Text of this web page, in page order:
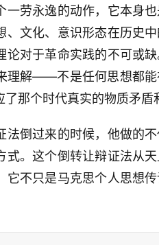
一劳永逸的动作，它本身
、文化、意识形态在历史
论对于革命实践的不可或
理解——不是任何思想都
那个时代真实的物质矛盾
法倒过来的时候，他做的
式。这个倒转让辩证法从
它不只是马克思个人思想